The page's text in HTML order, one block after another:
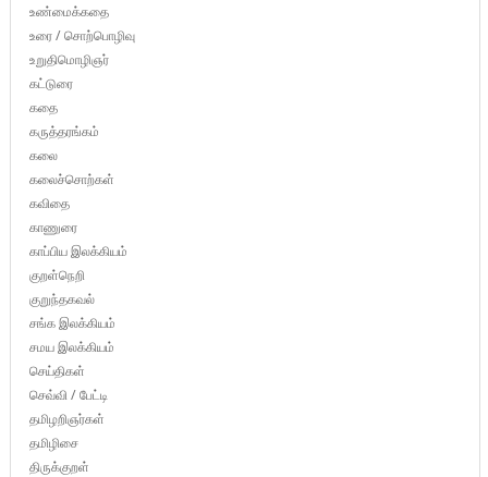
உண்மைக்கதை
உரை / சொற்பொழிவு
உறுதிமொழிஞர்
கட்டுரை
கதை
கருத்தரங்கம்
கலை
கலைச்சொற்கள்
கவிதை
காணுரை
காப்பிய இலக்கியம்
குறள்நெறி
குறுந்தகவல்
சங்க இலக்கியம்
சமய இலக்கியம்
செய்திகள்
செவ்வி / பேட்டி
தமிழறிஞர்கள்
தமிழிசை
திருக்குறள்